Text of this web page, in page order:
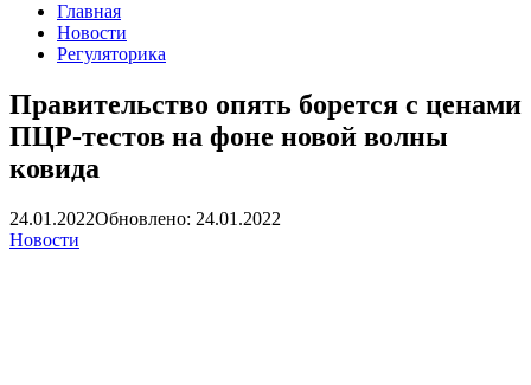
Главная
Новости
Регуляторика
Правительство опять борется с ценами
ПЦР-тестов на фоне новой волны
ковида
24.01.2022Обновлено: 24.01.2022
Новости